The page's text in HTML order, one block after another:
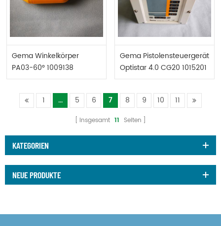
Gema Winkelkörper
PA03-60° 1009138
Gema Pistolensteuergerät
Optistar 4.0 CG20 1015201
1 ... 5 6 7 8 9 10 11
Insgesamt 11 Seiten
KATEGORIEN
NEUE PRODUKTE